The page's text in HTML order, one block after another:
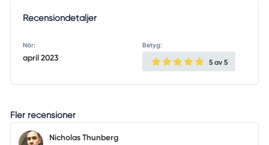
Recensiondetaljer
När:
april 2023
Betyg:
5 av 5
Fler recensioner
Nicholas Thunberg